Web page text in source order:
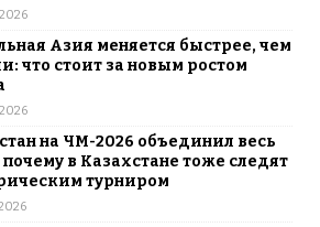
Азия меняется быстрее, чем
что стоит за новым ростом
на ЧМ-2026 объединил весь
в Казахстане тоже следят
турниром